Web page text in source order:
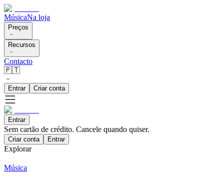
MúsicaNa loja
Preços
Recursos
Contacto
🇵🇹
Entrar Criar conta
Entrar
Sem cartão de crédito. Cancele quando quiser.
Criar conta Entrar
Explorar
Música